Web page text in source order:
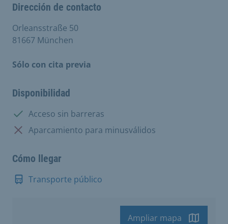
Dirección de contacto
Orleansstraße 50
81667 München
Sólo con cita previa
Disponibilidad
Disponible:
Acceso sin barreras
No disponible:
Aparcamiento para minusválidos
Cómo llegar
Transporte público
Ampliar mapa